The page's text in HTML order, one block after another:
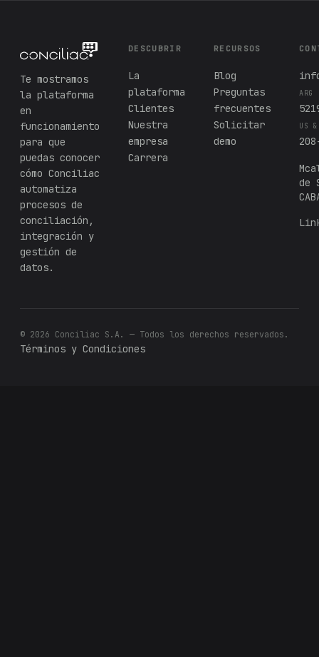
Te mostramos
la plataforma
en
funcionamiento
para que
puedas conocer
cómo Conciliac
automatiza
procesos de
conciliación,
integración y
gestión de
datos.
DESCUBRIR
La
plataforma
Clientes
Nuestra
empresa
Carrera
RECURSOS
Blog
Preguntas
frecuentes
Solicitar
demo
ARG
US
de
© 2026 Conciliac S.A. — Todos los derechos reservados.
Términos y Condiciones